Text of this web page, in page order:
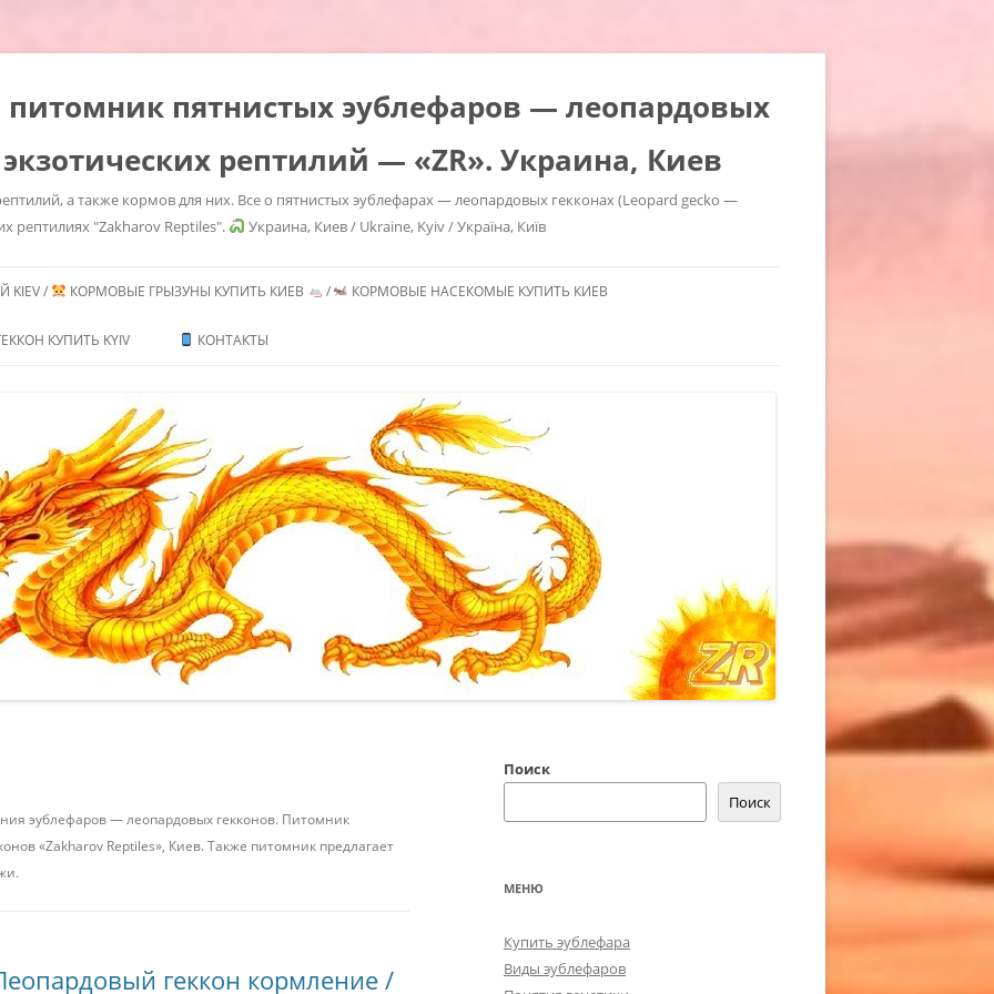
питомник пятнистых эублефаров — леопардовых
рептилий — «ZR». Украина, Киев
а также кормов для них. Все о пятнистых эублефарах — леопардовых гекконах (Leopard gecko —
рептилиях "Zakharov Reptiles".
Украина, Киев / Ukraine, Kyiv / Україна, Київ
к
содержимому
KIEV / КОРМОВЫЕ ГРЫЗУНЫ КУПИТЬ КИЕВ / КОРМОВЫЕ НАСЕКОМЫЕ КУПИТЬ КИЕВ
/
/
КУПИТЬ KYIV
CAUDICINCTUS
/ AFRICAN FAT TAILED
MORPHS
КОНТАКТЫ
эублефаров — леопардовых гекконов. Питомник
«Zakharov Reptiles», Киев. Также питомник предлагает
геккон кормление /
Поиск
Поиск
МЕНЮ
Купить эублефара
Виды эублефаров